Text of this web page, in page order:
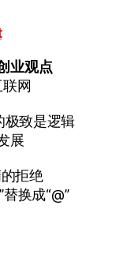
业观点
网
极致是逻辑
展
拒绝
换成“@”